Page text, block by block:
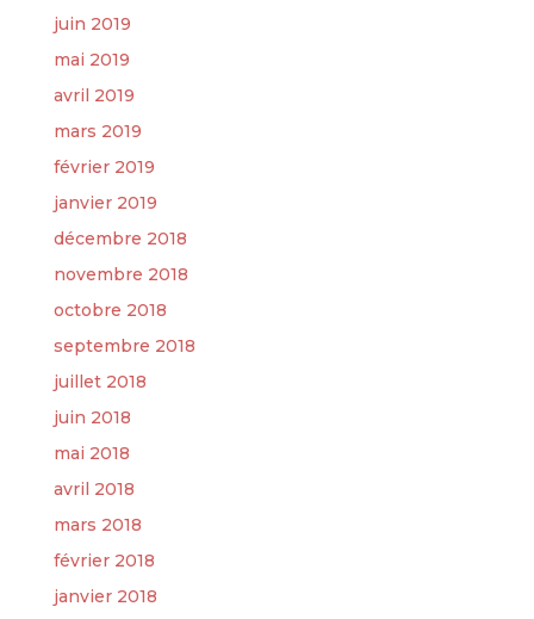
juin 2019
mai 2019
avril 2019
mars 2019
février 2019
janvier 2019
décembre 2018
novembre 2018
octobre 2018
septembre 2018
juillet 2018
juin 2018
mai 2018
avril 2018
mars 2018
février 2018
janvier 2018